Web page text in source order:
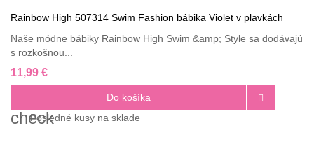
Rainbow High 507314 Swim Fashion bábika Violet v plavkách
Naše módne bábiky Rainbow High Swim &amp; Style sa dodávajú
s rozkošnou...
11,99 €
Do košíka 
check
Posledné kusy na sklade